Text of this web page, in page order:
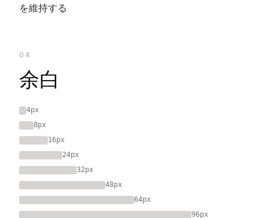
を維持する
04
余白
4px
8px
16px
24px
32px
48px
64px
96px